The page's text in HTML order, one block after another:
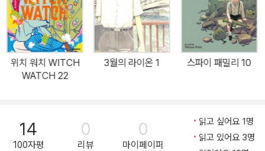
위치 워치 WITCH
WATCH 22
3월의 라이온 1 스파이 패밀리 10
14
100자평
0
리뷰
0
마이페이퍼
읽고 싶어요 1명
읽고 있어요 3명